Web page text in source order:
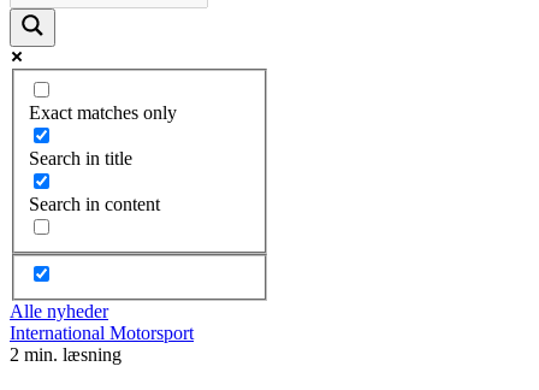
Exact matches only
Search in title
Search in content
Alle nyheder
International Motorsport
2 min. læsning